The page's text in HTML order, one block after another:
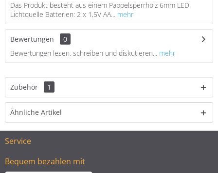
Das Produkt besteht aus einem Pappelsperrholz 6mm LED
Lichtquelle Batterien: 2 x 1,5V AA... mehr
Bewertungen
0
Bewertungen lesen, schreiben und diskutieren... mehr
Zubehör 1
Ähnliche Artikel
Service
Bequem bezahlen mit